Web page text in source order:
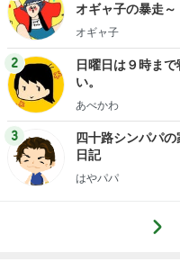
オギャ子の暴走～
オギャ子
2
日曜日は９時まで
い。
あべかわ
3
四十路シンパパの
日記
はやパパ